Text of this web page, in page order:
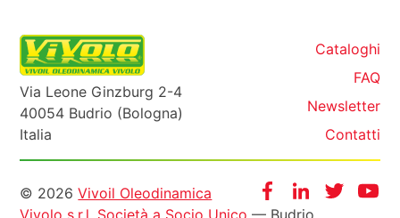
Via Leone Ginzburg 2-4
40054 Budrio (Bologna)
Italia
Cataloghi
FAQ
Newsletter
Contatti
FacebookInstagram
Twitter
Informazioni
© 2026Vivoil Oleodinamica
Vivolo s.r.l. Società a Socio Unico — Budrio